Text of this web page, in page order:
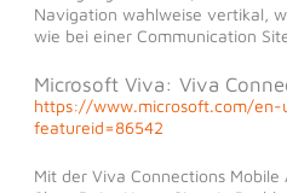
Navigation wahlweise vertikal,
wie bei einer Communication
Microsoft Viva: Viva
https://www.microsoft.com/en-
featureid=86542
Mit der Viva Connections